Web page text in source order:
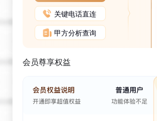
关键电话直连
甲方分析查询
会员尊享权益